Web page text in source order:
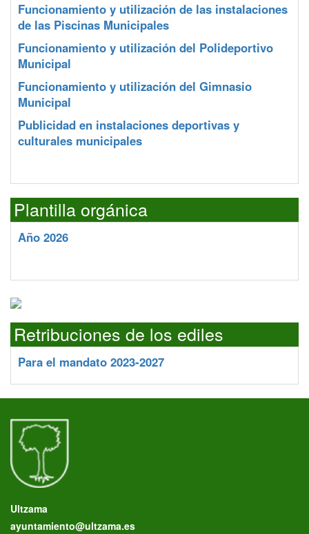
Funcionamiento y utilización de las instalaciones
de las Piscinas Municipales
Funcionamiento y utilización del Polideportivo
Municipal
Funcionamiento y utilización del Gimnasio
Municipal
Publicidad en instalaciones deportivas y
culturales municipales
Plantilla orgánica
Año 2026
Retribuciones de los ediles
Para el mandato 2023-2027
Ultzama
ayuntamiento@ultzama.es